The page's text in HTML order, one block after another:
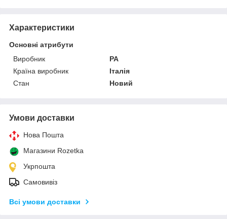
Характеристики
Основні атрибути
Виробник
PA
Країна виробник
Італія
Стан
Новий
Умови доставки
Нова Пошта
Магазини Rozetka
Укрпошта
Самовивіз
Всі умови доставки